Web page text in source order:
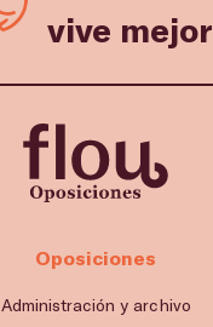
vive mejor
Oposiciones
Administración y archivo